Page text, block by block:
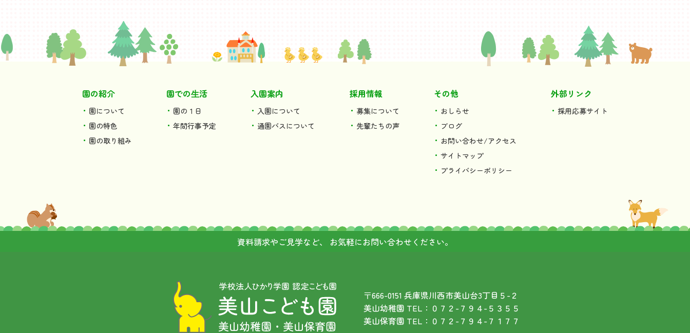
園の紹介
園について
園の特色
園の取り組み
園での⽣活
園の１日
年間行事予定
入園案内
入園について
通園バスについて
採用情報
募集について
先輩たちの声
その他
おしらせ
ブログ
お問い合わせ/アクセス
サイトマップ
プライバシーポリシー
外部リンク
採用応募サイト
資料請求やご見学など、 お気軽にお問い合わせください。
〒666-0151 兵庫県川西市美山台3丁目５-２
美山幼稚園 TEL：０７２-７９４-５３５５
美山保育園 TEL：０７２-７９４-７１７７